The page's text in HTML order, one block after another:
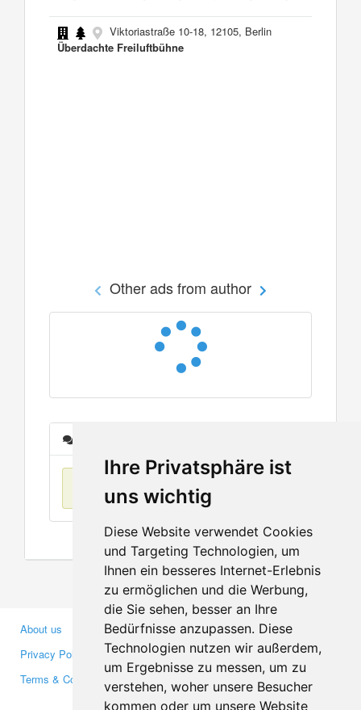
Ihre Privatsphäre ist
uns wichtig
Diese Website verwendet Cookies
und Targeting Technologien, um
Ihnen ein besseres Internet-Erlebnis
zu ermöglichen und die Werbung,
die Sie sehen, besser an Ihre
Bedürfnisse anzupassen. Diese
Technologien nutzen wir außerdem,
um Ergebnisse zu messen, um zu
verstehen, woher unsere Besucher
kommen oder um unsere Website
Viktoriastraße 10-18, 12105, Berlin
Überdachte Freiluftbühne
Other ads from author
No items found
About us
Privacy Policy
Terms & Conditions
Business Partners
Investors
Media